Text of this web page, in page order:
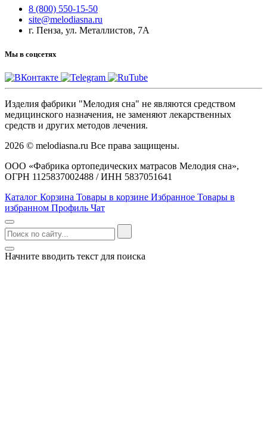
8 (800) 550-15-50
site@melodiasna.ru
г. Пенза, ул. Металлистов, 7А
Мы в соцсетях
Изделия фабрики "Мелодия сна" не являются средством
медицинского назначения, не заменяют лекарственных
средств и других методов лечения.
2026 © melodiasna.ru Все права защищены.
ООО «Фабрика ортопедических матрасов Мелодия сна»,
ОГРН 1125837002488 / ИНН 5837051641
Каталог Корзина Товары в корзине Избранное Товары в
избранном Профиль Чат
Начните вводить текст для поиска